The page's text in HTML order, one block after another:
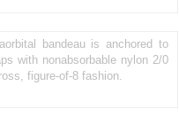
bandeau is anchored to
with nonabsorbable nylon 2/0
figure-of-8 fashion.